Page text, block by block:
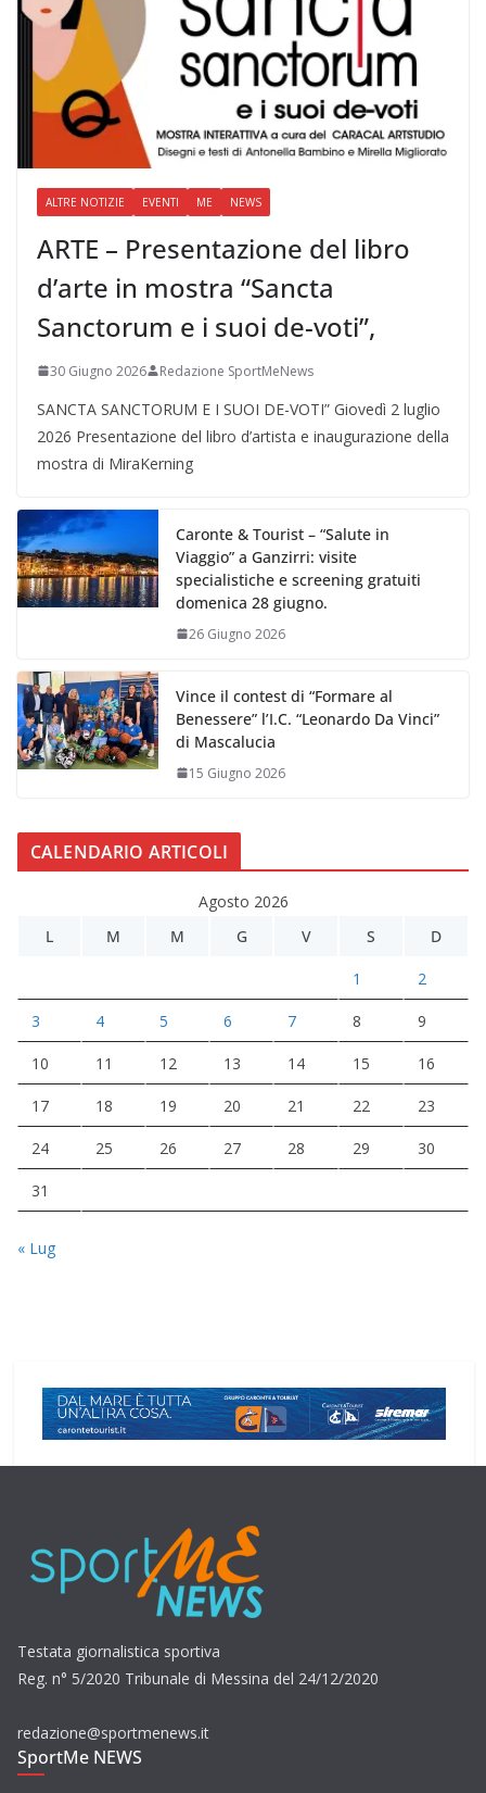
ALTRE NOTIZIE EVENTI ME NEWS
ARTE – Presentazione del libro
d’arte in mostra “Sancta
Sanctorum e i suoi de-voti”,
30 Giugno 2026 Redazione SportMeNews
SANCTA SANCTORUM E I SUOI DE-VOTI” Giovedì 2 luglio
2026 Presentazione del libro d’artista e inaugurazione della
mostra di MiraKerning
Caronte & Tourist – “Salute in
Viaggio” a Ganzirri: visite
specialistiche e screening gratuiti
domenica 28 giugno.
26 Giugno 2026
Vince il contest di “Formare al
Benessere” l’I.C. “Leonardo Da Vinci”
di Mascalucia
15 Giugno 2026
CALENDARIO ARTICOLI
Agosto 2026
L
M M G V S D
1 2
3 4 5 6 7 8 9
10 11 12 13 14 15 16
17 18 19 20 21 22 23
24 25 26 27 28 29 30
31
« Lug
Testata giornalistica sportiva
Reg. n° 5/2020 Tribunale di Messina del 24/12/2020
redazione@sportmenews.it
SportMe NEWS